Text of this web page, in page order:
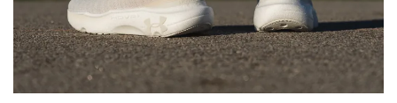
Durabilidad
de la suela
Buena Buena Mala